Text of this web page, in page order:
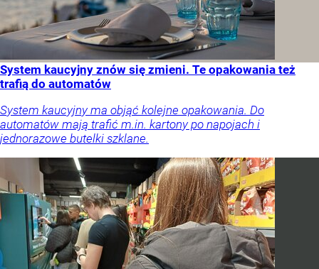
System kaucyjny znów się zmieni. Te opakowania też
trafią do automatów
System kaucyjny ma objąć kolejne opakowania. Do
automatów mają trafić m.in. kartony po napojach i
jednorazowe butelki szklane.